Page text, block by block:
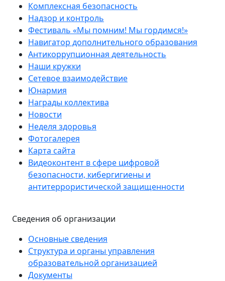
Комплексная безопасность
Надзор и контроль
Фестиваль «Мы помним! Мы гордимся!»
Навигатор дополнительного образования
Антикоррупционная деятельность
Наши кружки
Сетевое взаимодействие
Юнармия
Награды коллектива
Новости
Неделя здоровья
Фотогалерея
Карта сайта
Видеоконтент в сфере цифровой
безопасности, кибергигиены и
антитеррористической защищенности
Сведения об организации
Основные сведения
Структура и органы управления
образовательной организацией
Документы